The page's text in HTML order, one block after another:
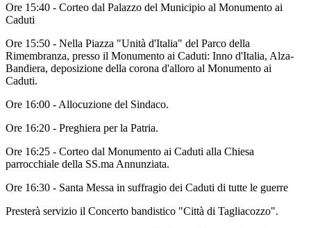
Ore 15:40 - Corteo dal Palazzo del Municipio al Monumento ai
Caduti
Ore 15:50 - Nella Piazza "Unità d'Italia" del Parco della
Rimembranza, presso il Monumento ai Caduti: Inno d'Italia, Alza-
Bandiera, deposizione della corona d'alloro al Monumento ai
Caduti.
Ore 16:00 - Allocuzione del Sindaco.
Ore 16:20 - Preghiera per la Patria.
Ore 16:25 - Corteo dal Monumento ai Caduti alla Chiesa
parrocchiale della SS.ma Annunziata.
Ore 16:30 - Santa Messa in suffragio dei Caduti di tutte le guerre
Presterà servizio il Concerto bandistico "Città di Tagliacozzo".